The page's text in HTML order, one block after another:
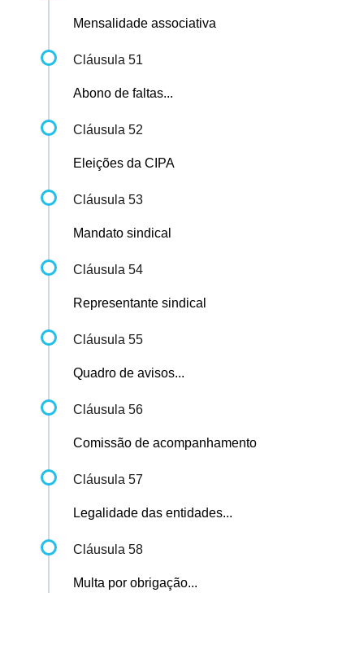
Mensalidade associativa
Cláusula 51
Abono de faltas...
Cláusula 52
Eleições da CIPA
Cláusula 53
Mandato sindical
Cláusula 54
Representante sindical
Cláusula 55
Quadro de avisos...
Cláusula 56
Comissão de acompanhamento
Cláusula 57
Legalidade das entidades...
Cláusula 58
Multa por obrigação...